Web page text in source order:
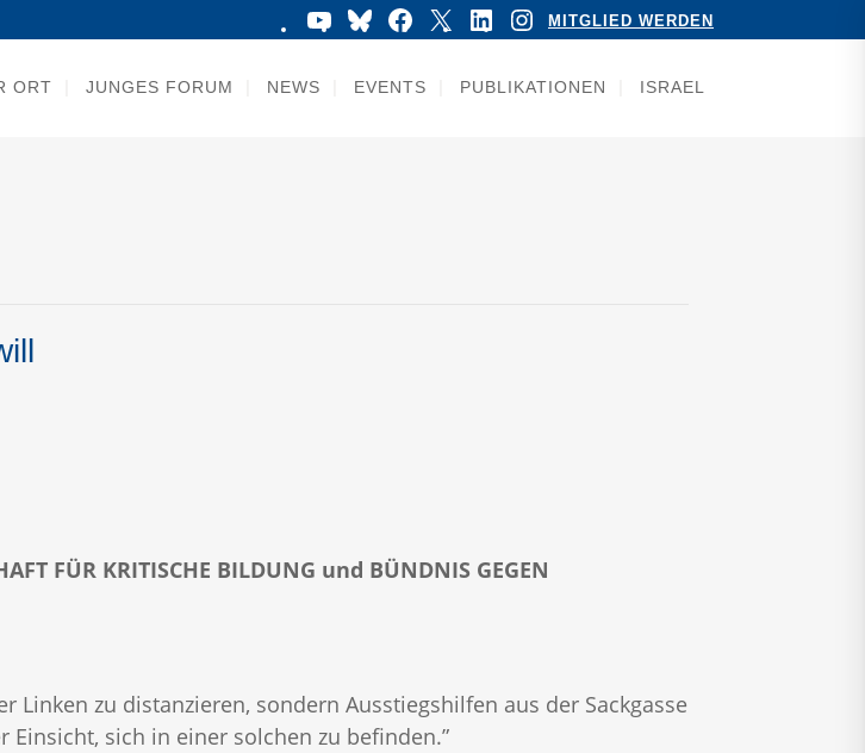
YouTubeBlueskyFacebook LinkedInInstagram
MITGLIED WERDEN
ORT JUNGES FORUM NEWS EVENTS PUBLIKATIONEN ISRAEL
FÜR KRITISCHE BILDUNG und BÜNDNIS GEGEN
Linken zu distanzieren, sondern Ausstiegshilfen aus der Sackgasse
sich in einer solchen zu befinden.”